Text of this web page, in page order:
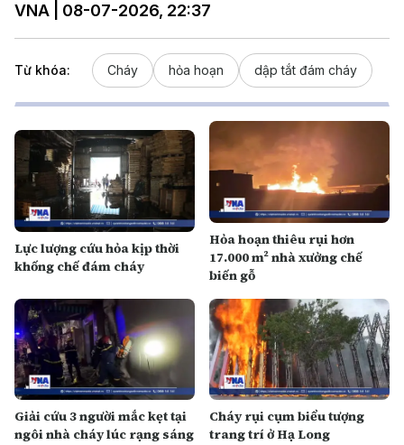
VNA | 08-07-2026, 22:37
Từ khóa: Cháy hỏa hoạn dập tắt đám cháy
Lực lượng cứu hỏa kịp thời
khống chế đám cháy
Hỏa hoạn thiêu rụi hơn
17.000 m² nhà xưởng chế
biến gỗ
Giải cứu 3 người mắc kẹt tại
ngôi nhà cháy lúc rạng sáng
Cháy rụi cụm biểu tượng
trang trí ở Hạ Long